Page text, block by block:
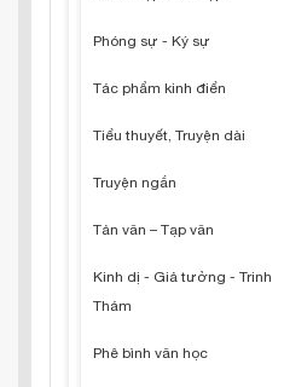
Phóng sự - Ký sự
Tác phẩm kinh điển
Tiểu thuyết, Truyện dài
Truyện ngắn
Tản văn – Tạp văn
Kinh dị - Giả tưởng - Trinh
Thám
Phê bình văn học